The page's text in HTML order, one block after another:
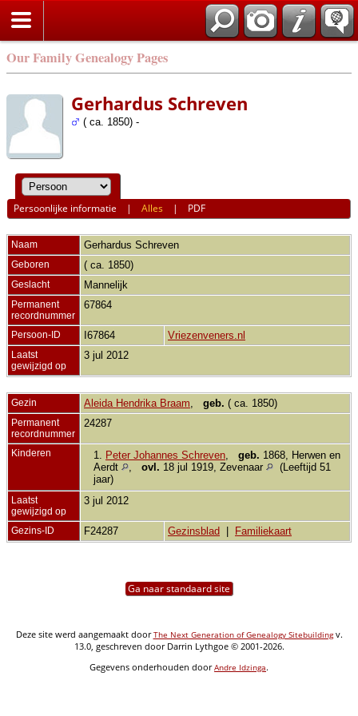
Our Family Genealogy Pages
Gerhardus Schreven
( ca. 1850) -
Persoonlijke informatie |Alles | PDF
Naam Gerhardus Schreven
Geboren ( ca. 1850)
Geslacht Mannelijk
Permanent
recordnummer
67864
Persoon-ID I67864 Vriezenveners.nl
Laatst
gewijzigd op
3 jul 2012
Gezin Aleida Hendrika Braam geb. ( ca. 1850)
Permanent
recordnummer
24287
Kinderen 1. Peter Johannes Schreven geb. 1868, Herwen en
Aerdt
ovl. 18 jul 1919, Zevenaar
(Leeftijd 51
jaar)
Laatst
gewijzigd op
3 jul 2012
Gezins-ID F24287 Gezinsblad Familiekaart
Ga naar standaard site
Deze site werd aangemaakt doorThe Next Generation of Genealogy Sitebuildingv.
13.0, geschreven door Darrin Lythgoe © 2001-2026.
Gegevens onderhouden doorAndre Idzinga.